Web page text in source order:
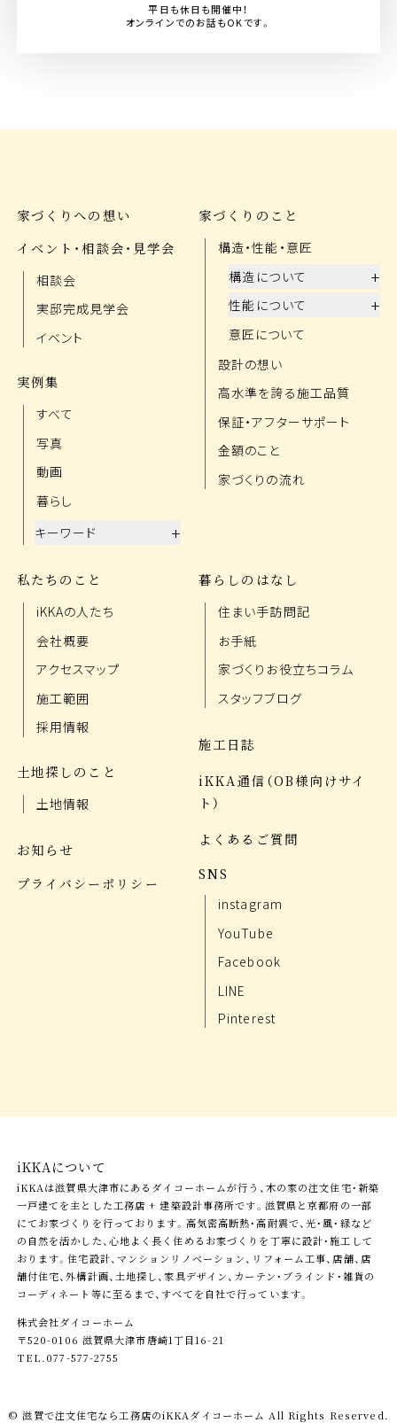
平日も休日も開催中！
オンラインでのお話もOKです。
家づくりへの想い
イベント・相談会・見学会
相談会
実邸完成見学会
イベント
実例集
すべて
写真
動画
暮らし
キーワード
+
家づくりのこと
構造・性能・意匠
構造について
+
性能について +
意匠について
設計の想い
高水準を誇る施工品質
保証・アフターサポート
金額のこと
家づくりの流れ
私たちのこと
iKKAの人たち
会社概要
アクセスマップ
施工範囲
採用情報
土地探しのこと
土地情報
お知らせ
プライバシーポリシー
暮らしのはなし
住まい手訪問記
お手紙
家づくりお役立ちコラム
スタッフブログ
施工日誌
iKKA通信（OB様向けサイ
ト）
よくあるご質問
SNS
instagram
YouTube
Facebook
LINE
Pinterest
iKKAについて
iKKAは滋賀県大津市にあるダイコーホームが行う、木の家の注文住宅・新築
一戸建てを主とした工務店 + 建築設計事務所です。滋賀県と京都府の一部
にてお家づくりを行っております。高気密高断熱・高耐震で、光・風・緑など
の自然を活かした、心地よく長く住めるお家づくりを丁寧に設計・施工して
おります。住宅設計、マンションリノベーション、リフォーム工事、店舗、店
舗付住宅、外構計画、土地探し、家具デザイン、カーテン・ブラインド・雑貨の
コーディネート等に至るまで、すべてを自社で行っています。
株式会社ダイコーホーム
〒520-0106 滋賀県大津市唐崎1丁目16-21
TEL.077-577-2755
© 滋賀で注文住宅なら工務店のiKKAダイコーホーム All Rights Reserved.